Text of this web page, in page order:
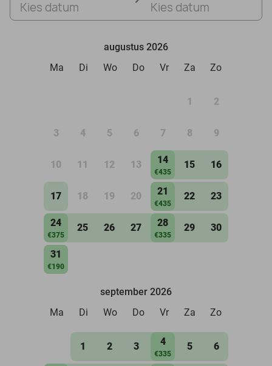
Kies datum Kies datum
augustus 2026
Ma
Di Wo Do Vr Za Zo
1 2
3 4 5 6 7 8 9
10 11 12 13 14
€435
15 16
17 18 19 20 21
€435
22 23
24
€375
25 26 27 28
€335
29 30
31
€190
september 2026
Ma
Di Wo Do Vr Za Zo
1 2 3 4
€335
5 6